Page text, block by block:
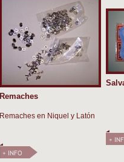
Remaches
Remaches en Niquel y Latón